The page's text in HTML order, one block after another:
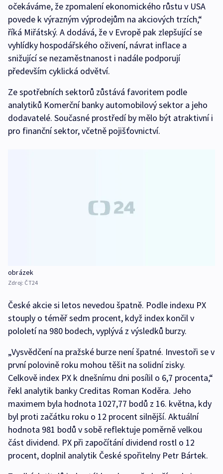
očekáváme, že zpomalení ekonomického růstu v USA
povede k výrazným výprodejům na akciových trzích,“
říká Miřátský. A dodává, že v Evropě pak zlepšující se
vyhlídky hospodářského oživení, návrat inflace a
snižující se nezaměstnanost i nadále podporují
především cyklická odvětví.
Ze spotřebních sektorů zůstává favoritem podle
analytiků Komerční banky automobilový sektor a jeho
dodavatelé. Současné prostředí by mělo být atraktivní i
pro finanční sektor, včetně pojišťovnictví.
obrázek
Zdroj: ČT24
České akcie si letos nevedou špatně. Podle indexu PX
stouply o téměř sedm procent, když index končil v
pololetí na 980 bodech, vyplývá z výsledků burzy.
„Vysvědčení na pražské burze není špatné. Investoři se v
první polovině roku mohou těšit na solidní zisky.
Celkově index PX k dnešnímu dni posílil o 6,7 procenta,“
řekl analytik banky Creditas Roman Koděra. Jeho
maximem byla hodnota 1027,77 bodů z 16. května, kdy
byl proti začátku roku o 12 procent silnější. Aktuální
hodnota 981 bodů v sobě reflektuje poměrně velkou
část dividend. PX při započítání dividend rostl o 12
procent, doplnil analytik České spořitelny Petr Bártek.